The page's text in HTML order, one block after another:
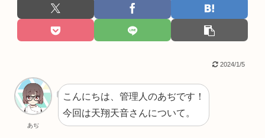
2024/1/5
あぢ
こんにちは、管理人のあぢです！
今回は天翔天音さんについて。